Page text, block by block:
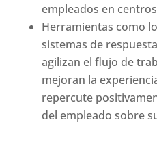
empleados en
Herramientas como
sistemas de
agilizan el flujo de
mejoran la
repercute
del empleado sobre